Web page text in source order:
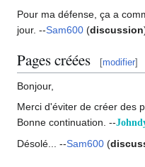
Pour ma défense, ça a
jour. --Sam600 (discussion
Pages créées [modifier]
Bonjour,
Merci d'éviter de créer des
Bonne continuation. --
Désolé... --Sam600 (